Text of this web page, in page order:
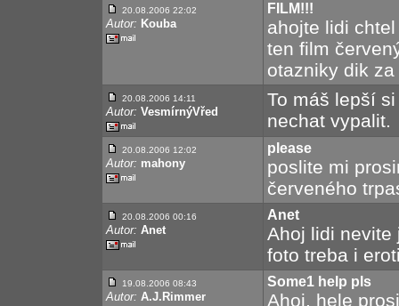
20.08.2006 22:02
Autor: Kouba
FILM!!!
ahojte lidi
ten film
otazniky dik
20.08.2006 14:11
Autor: VesmírnýVřed
To máš lepší
nechat vypalit.
20.08.2006 12:02
Autor: mahony
please
poslite mi
červeného
20.08.2006 00:16
Autor: Anet
Anet
Ahoj lidi nevite
foto treba i
19.08.2006 08:43
Autor: A.J.Rimmer
Some1 help pls
Ahoj, hele